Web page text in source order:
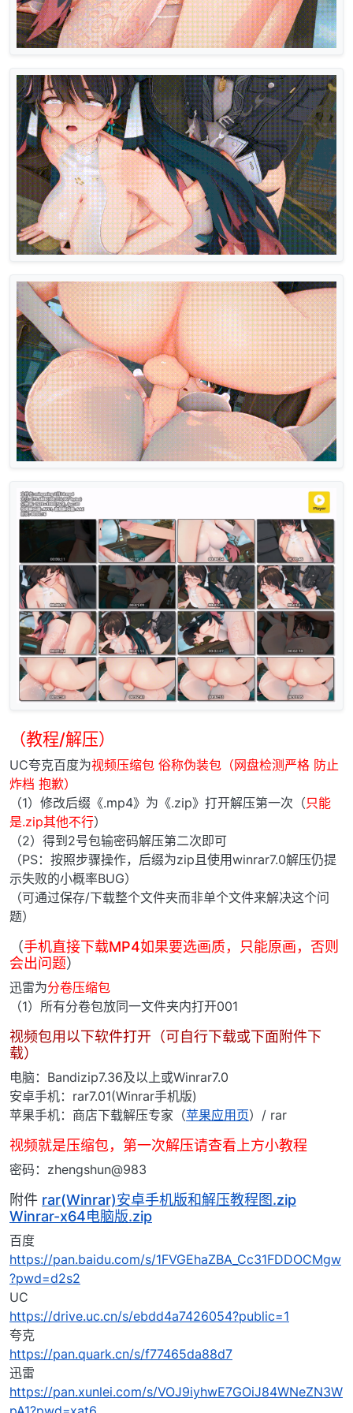
（教程/解压）
UC夸克百度为视频压缩包 俗称伪装包（网盘检测严格 防止
炸档 抱歉）
（1）修改后缀《.mp4》为《.zip》打开解压第一次（只能
是.zip其他不行）
（2）得到2号包输密码解压第二次即可
（PS：按照步骤操作，后缀为zip且使用winrar7.0解压仍提
示失败的小概率BUG）
（可通过保存/下载整个文件夹而非单个文件来解决这个问
题）
（手机直接下载MP4如果要选画质，只能原画，否则
会出问题）
迅雷为分卷压缩包
（1）所有分卷包放同一文件夹内打开001
视频包用以下软件打开（可自行下载或下面附件下
载）
电脑：Bandizip7.36及以上或Winrar7.0
安卓手机：rar7.01(Winrar手机版)
苹果手机：商店下载解压专家（苹果应用页）/ rar
视频就是压缩包，第一次解压请查看上方小教程
密码：zhengshun@983
附件 rar(Winrar)安卓手机版和解压教程图.zip
Winrar-x64电脑版.zip
百度
https://pan.baidu.com/s/1FVGEhaZBA_Cc31FDDOCMgw
?pwd=d2s2
UC
https://drive.uc.cn/s/ebdd4a7426054?public=1
夸克
https://pan.quark.cn/s/f77465da88d7
迅雷
https://pan.xunlei.com/s/VOJ9iyhwE7GOiJ84WNeZN3W